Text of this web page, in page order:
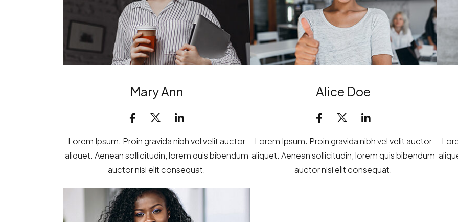
Mary Ann
Lorem Ipsum. Proin gravida nibh vel velit auctor
aliquet. Aenean sollicitudin, lorem quis bibendum
auctor nisi elit consequat.
Alice Doe
Lorem Ipsum. Proin gravida nibh vel velit auctor
aliquet. Aenean sollicitudin, lorem quis bibendum
auctor nisi elit consequat.